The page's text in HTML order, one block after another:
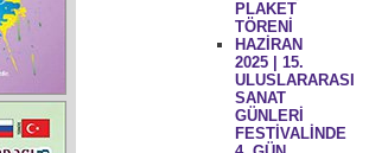
PLAKET
TÖRENİ
HAZİRAN
2025 | 15.
ULUSLARARASI
SANAT
GÜNLERİ
FESTİVALİNDE